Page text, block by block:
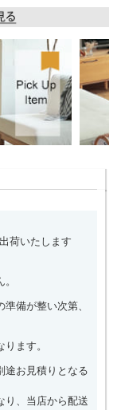
荷いたします
備が整い次第、
ます。
途お見積りとなる
り、当店から配送